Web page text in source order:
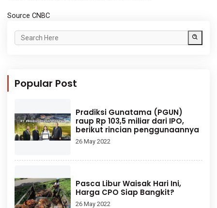
Source CNBC
Popular Post
Pradiksi Gunatama (PGUN)
raup Rp 103,5 miliar dari IPO,
berikut rincian penggunaannya
26 May 2022
Pasca Libur Waisak Hari Ini,
Harga CPO Siap Bangkit?
26 May 2022